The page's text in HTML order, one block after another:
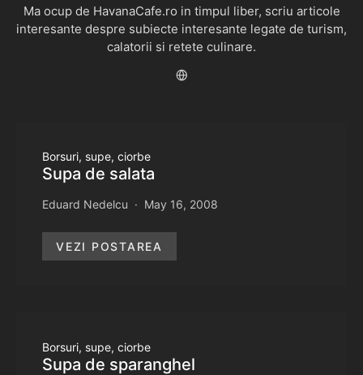
Ma ocup de HavanaCafe.ro in timpul liber, scriu articole
interesante despre subiecte interesante legate de turism,
calatorii si retete culinare.
Borsuri, supe, ciorbe
Supa de salata
Eduard Nedelcu May 16, 2008
VEZI POSTAREA
Borsuri, supe, ciorbe
Supa de sparanghel